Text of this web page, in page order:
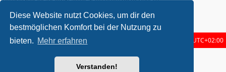
Diese Website nutzt Cookies, um dir den
bestmöglichen Komfort bei der Nutzung zu
bieten. Mehr erfahren
Verstanden!
Du darfstkeineDateianhänge in diesem Forum erstellen.
Startseite Foren-Übersicht UTC+02:00
metrolike style byEric SeguinUpdated for phpBB3.2 by
Powered byphpBB® Forum Software © phpBB Limited